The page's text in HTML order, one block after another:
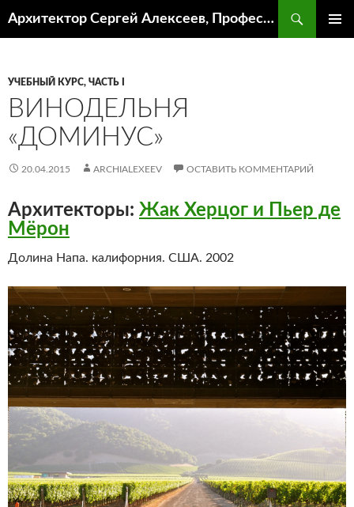
Архитектор Сергей Алексеев, Профессор кафедры ИА и АР ААИ ЮФУ
УЧЕБНЫЙ КУРС, ЧАСТЬ I
ВИНОДЕЛЬНЯ
«ДОМИНУС»
20.04.2015 ARCHIALEXEEV ОСТАВИТЬ КОММЕНТАРИЙ
Архитекторы: Жак Херцог и Пьер де
Мёрон
Долина Напа. калифорния. США. 2002